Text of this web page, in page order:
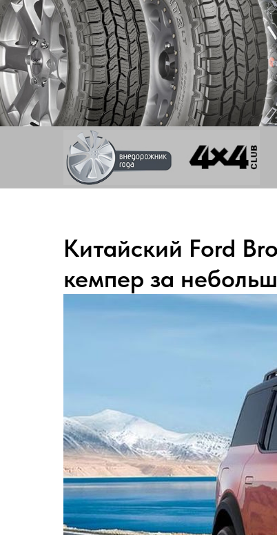
Китайский Ford
кемпер за